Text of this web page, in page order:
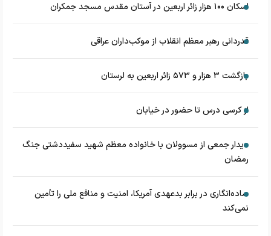
اسکان ۱۰۰ هزار زائر اربعین در آستان مقدس مسجد جمکران
قدردانی رهبر معظم انقلاب از موکب‌داران عراقی
بازگشت ۳ هزار و ۵۷۳ زائر اربعین به لرستان
از کرسی درس تا حضور در خیابان
دیدار جمعی از مسوولان با خانواده معظم شهید سفیددشتی جنگ
رمضان
ساده‌انگاری در برابر بدعهدی آمریکا، امنیت و منافع ملی را تأمین
نمی‌کند